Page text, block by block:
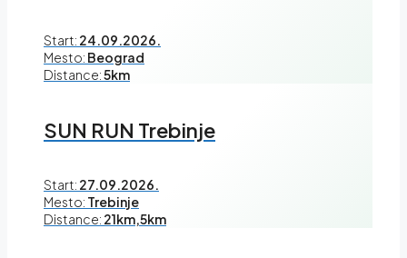
Start: 24.09.2026.
Mesto: Beograd
Distance:5km
SUN RUN Trebinje
Start: 27.09.2026.
Mesto: Trebinje
Distance: 21km,5km